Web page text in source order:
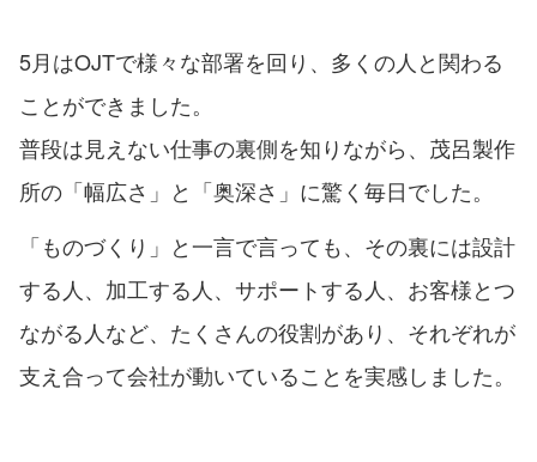
5月はOJTで様々な部署を回り、多くの人と関わる
ことができました。
普段は見えない仕事の裏側を知りながら、茂呂製作
所の「幅広さ」と「奥深さ」に驚く毎日でした。
「ものづくり」と一言で言っても、その裏には設計
する人、加工する人、サポートする人、お客様とつ
ながる人など、たくさんの役割があり、それぞれが
支え合って会社が動いていることを実感しました。